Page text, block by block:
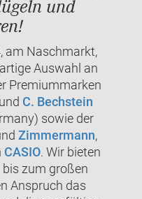
und
am Naschmarkt,
Auswahl an
Premiummarken
C. Bechstein
sowie der
Zimmermann,
CASIO. Wir bieten
zum großen
Anspruch das